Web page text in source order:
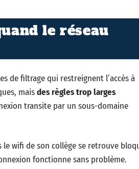
le réseau
de filtrage qui restreignent l’accès à
maisdes règles trop larges
transite par un sous-domaine
wifi de son collège se retrouve
fonctionne sans problème.